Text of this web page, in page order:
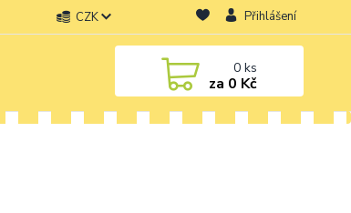
CZK Přihlášení
0ks
za 0 Kč